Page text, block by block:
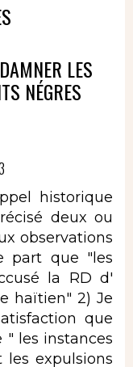
LES
NÉGRES
historique
deux ou
observations
part que "les
la RD d'
haïtien" 2) Je
que
" les instances
les expulsions